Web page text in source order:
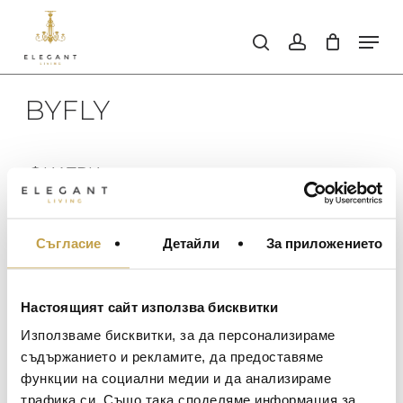
Съгласие Детайли За приложението
Настоящият сайт използва бисквитки
Използваме бисквитки, за да персонализираме
съдържанието и рекламите, да предоставяме
функции на социални медии и да анализираме
трафика си. Също така споделяме информация за
content
searchaccount
BYFLY
ФИЛТРИ
В наличност
Изчерпан, с опция за поръчка
ЦЕНА
Не бяха намерени продукти,
отговарящи на критериите Ви.
МЕБЕЛИ ЗА ДОМА И
ЗА МАСАТА
ТЕКСТИЛ ЗА ДОМА
BACCARAT
TOM DIXON
Close